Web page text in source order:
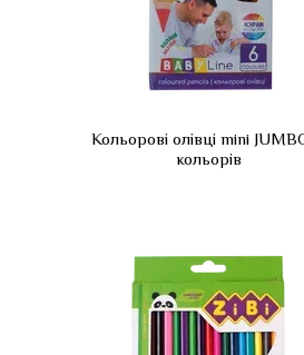
Кольорові олівці mini
кольорів